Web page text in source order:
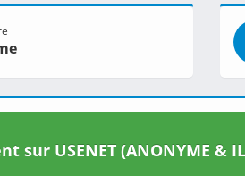
sur USENET (ANONYME &